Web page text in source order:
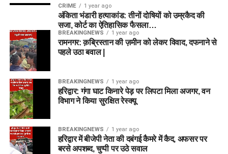
CRIME 1 year ago
अंकिता भंडारी हत्याकांड: तीनों दोषियों को उम्रकैद की
सजा, कोर्ट का ऐतिहासिक फैसला…
BREAKINGNEWS 1 year ago
रामनगर: क़ब्रिस्तान की ज़मीन को लेकर विवाद, दफनाने से
पहले उठा बवाल |
BREAKINGNEWS 1 year ago
हरिद्वार: गंगा घाट किनारे पेड़ पर लिपटा मिला अजगर, वन
विभाग ने किया सुरक्षित रेस्क्यू
BREAKINGNEWS 1 year ago
हरिद्वार में बीजेपी नेता की दबंगई कैमरे में कैद, अफसर पर
बरसे अपशब्द, चुप्पी पर उठे सवाल